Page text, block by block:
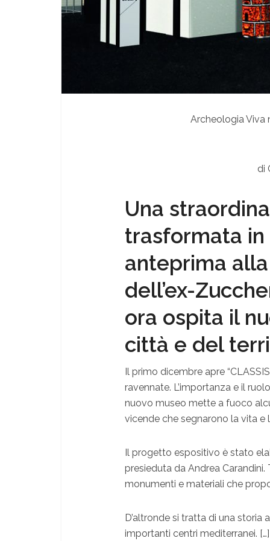
Archeologia Viva
di
Una
trasformata in
anteprima
dell’ex-
ora ospita il
città e del
Il primo dicembre apre
ravennate. L’importanza e il
nuovo museo mette a fuoco
vicende che segnarono la vita e
Il progetto espositivo è stato
presieduta da Andrea
monumenti e materiali che
D’altronde si tratta di una
importanti centri mediterranei. […]